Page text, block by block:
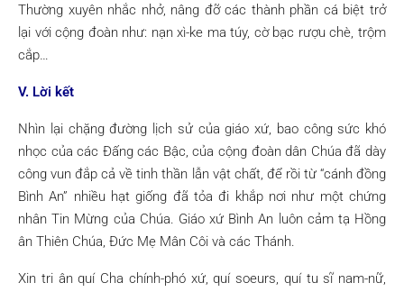
Thường xuyên nhắc nhở, nâng đỡ các thành phần cá biệt trở
lại với cộng đoàn như: nạn xì-ke ma túy, cờ bạc rượu chè, trộm
cắp…
V. Lời kết
Nhìn lại chặng đường lịch sử của giáo xứ, bao công sức khó
nhọc của các Đấng các Bậc, của cộng đoàn dân Chúa đã dày
công vun đắp cả về tinh thần lẫn vật chất, để rồi từ “cánh đồng
Bình An” nhiều hạt giống đã tỏa đi khắp nơi như một chứng
nhân Tin Mừng của Chúa. Giáo xứ Bình An luôn cảm tạ Hồng
ân Thiên Chúa, Đức Mẹ Mân Côi và các Thánh.
Xin tri ân quí Cha chính-phó xứ, quí soeurs, quí tu sĩ nam-nữ,